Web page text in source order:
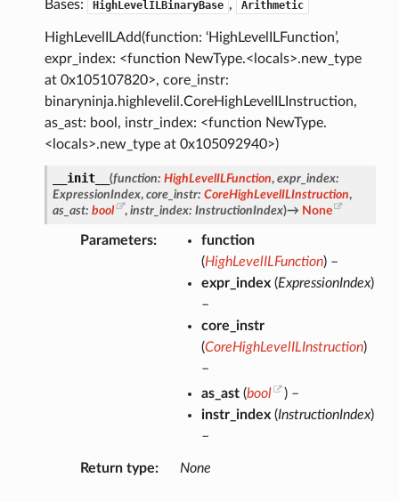
Bases: HighLevelILBinaryBase , Arithmetic
HighLevelILAdd(function: ‘HighLevelILFunction’,
expr_index: <function NewType.<locals>.new_type
at 0x105107820>, core_instr:
binaryninja.highlevelil.CoreHighLevelILInstruction,
as_ast: bool, instr_index: <function NewType.
<locals>.new_type at 0x105092940>)
__init__ (function: HighLevelILFunction, expr_index:
ExpressionIndex, core_instr: CoreHighLevelILInstruction,
as_ast: bool ,instr_index: InstructionIndex)→ None
Parameters
function
(HighLevelILFunction) –
expr_index(ExpressionIndex)
–
core_instr
(CoreHighLevelILInstruction)
–
as_ast(bool
) –
instr_index(InstructionIndex)
–
Return type None